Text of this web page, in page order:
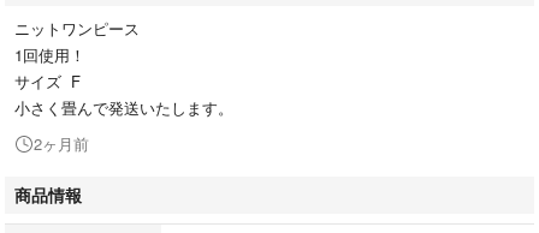
ニットワンピース
1回使用！
サイズ F
小さく畳んで発送いたします。
2ヶ月前
商品情報